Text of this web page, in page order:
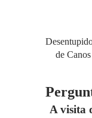
de Canos
A visita